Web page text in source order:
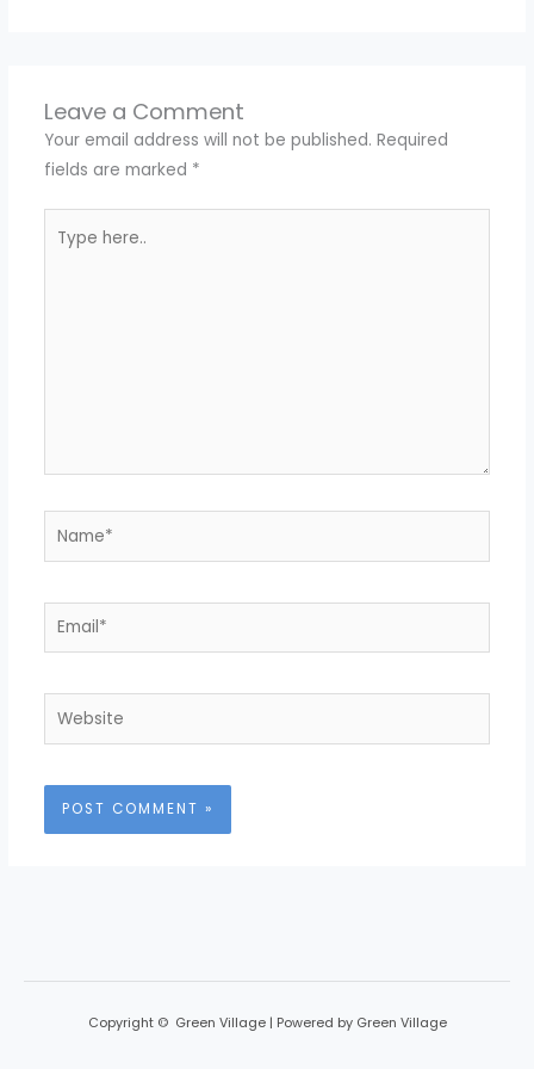
Leave a Comment
Your email address will not be published. Required
fields are marked *
here..
Name*
Email*
Website
Copyright © Green Village | Powered by Green Village